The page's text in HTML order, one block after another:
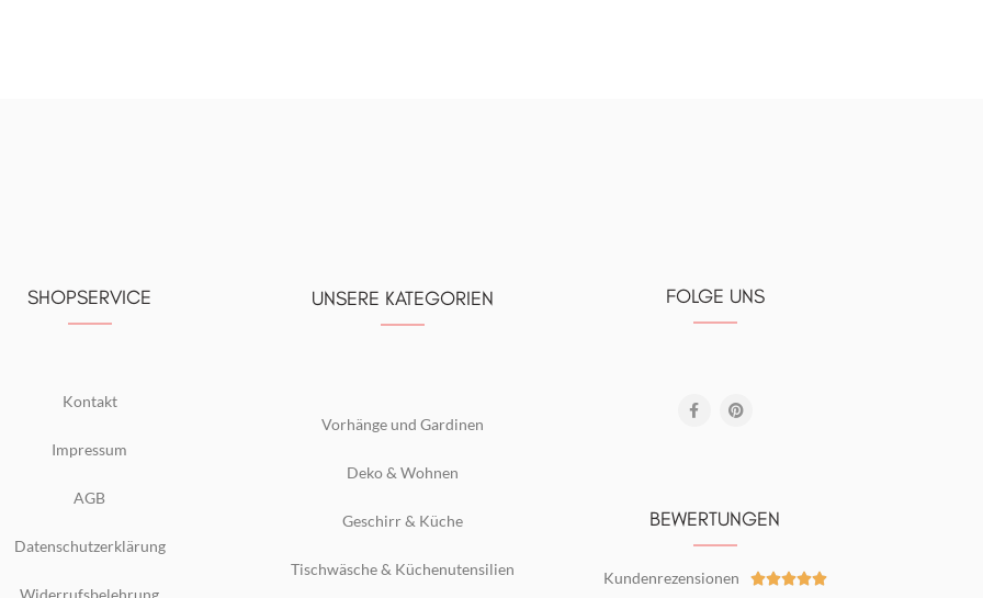
SHOPSERVICE
Kontakt
Impressum
AGB
Datenschutzerklärung
Widerrufsbelehrung
UNSERE KATEGORIEN
Vorhänge und Gardinen
Deko & Wohnen
Geschirr & Küche
Tischwäsche & Küchenutensilien
FOLGE UNS
BEWERTUNGEN
Kundenrezensionen 